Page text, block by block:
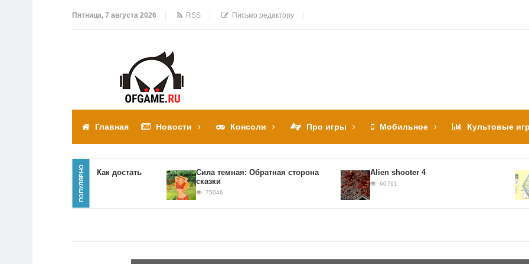
Пятница, 7 августа 2026 RSS Письмо редактору
Главная Новости Консоли Про игры Мобильное Культовые
ПОПУЛЯРНО
Прохождение игры Как достать
Сила темная: Обратная сторона
сказки
75046
Alien shooter 4
60761